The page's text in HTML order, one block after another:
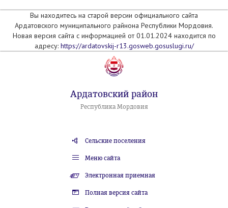
Вы находитесь на старой версии официального сайта
Ардатовского муниципального райнона Республики Мордовия.
Новая версия сайта с информацией от 01.01.2024 находится по
адресу: https://ardatovskij-r13.gosweb.gosuslugi.ru/
Ардатовский район
Республика Мордовия
Сельские поселения
Меню сайта
Электронная приемная
Полная версия сайта